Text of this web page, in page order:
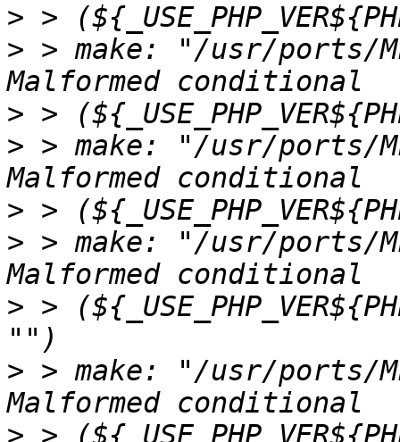
>
> > make: "/usr/ports/
>
> > make: "/usr/ports/
>
> > make: "/usr/ports/
> >
> > make: "/usr/ports/
>